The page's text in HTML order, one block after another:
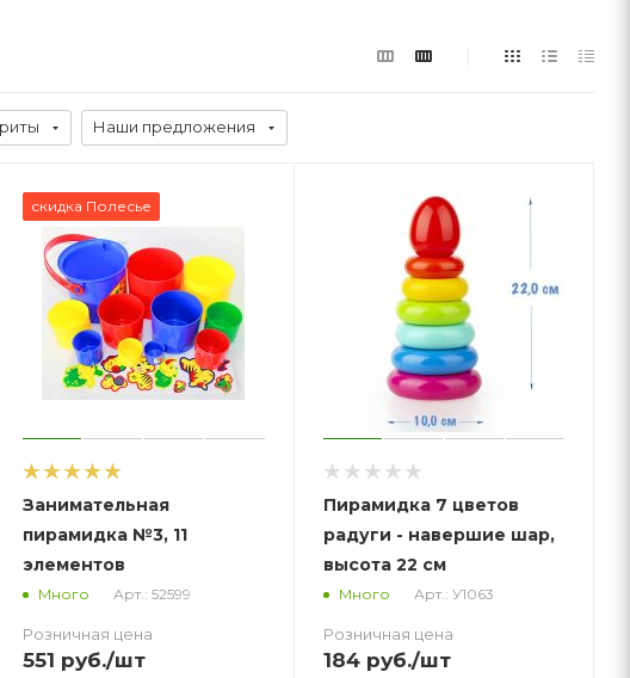
Наши предложения
скидка Полесье
Занимательная
пирамидка №3, 11
элементов
Много Арт.: 52599
Розничная цена
551 руб./шт
Пирамидка 7 цветов
радуги - навершие шар,
высота 22 см
Много Арт.: У1063
Розничная цена
184руб./шт